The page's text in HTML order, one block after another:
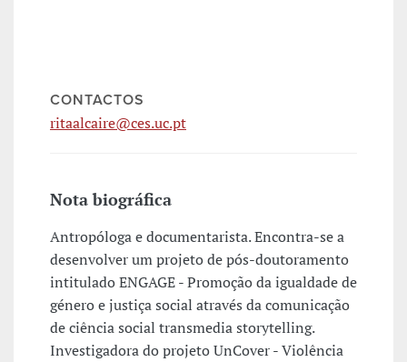
CONTACTOS
ritaalcaire@ces.uc.pt
Nota biográfica
Antropóloga e documentarista. Encontra-se a
desenvolver um projeto de pós-doutoramento
intitulado ENGAGE - Promoção da igualdade de
género e justiça social através da comunicação
de ciência social transmedia storytelling.
Investigadora do projeto UnCover - Violência